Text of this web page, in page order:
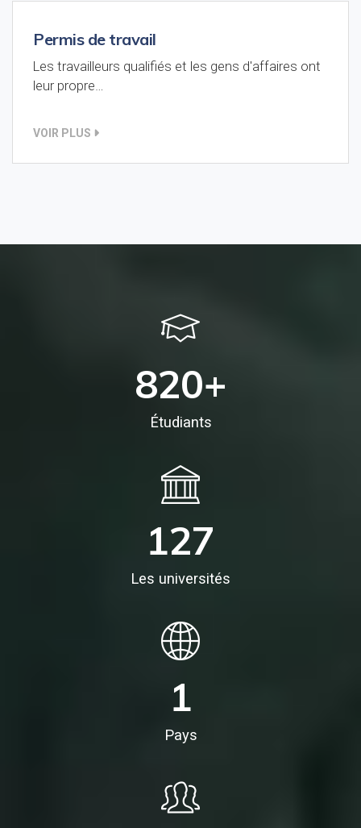
Permis de travail
Les travailleurs qualifiés et les gens d'affaires ont
leur propre…
VOIR PLUS
820+
Étudiants
127
Les universités
1
Pays